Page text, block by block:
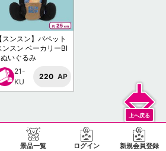
景品一覧 ログイン 新規会員登録
【スンスン】パペット
ンスン ベーカリーBI
いぐるみ
21-
KU
220 AP